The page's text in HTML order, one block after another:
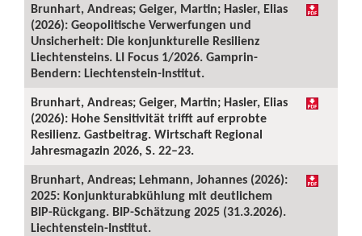
Brunhart, Andreas; Geiger, Martin; Hasler, Elias
(2026): Geopolitische Verwerfungen und
Unsicherheit: Die konjunkturelle Resilienz
Liechtensteins. LI Focus 1/2026. Gamprin-
Bendern: Liechtenstein-Institut.
Brunhart, Andreas; Geiger, Martin; Hasler, Elias
(2026): Hohe Sensitivität trifft auf erprobte
Resilienz. Gastbeitrag. Wirtschaft Regional
Jahresmagazin 2026, S. 22–23.
Brunhart, Andreas; Lehmann, Johannes (2026):
2025: Konjunkturabkühlung mit deutlichem
BIP-Rückgang. BIP-Schätzung 2025 (31.3.2026).
Liechtenstein-Institut.